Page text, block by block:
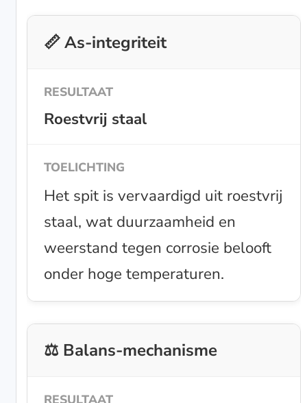
📏 As-integriteit
Roestvrij staal
Het spit is vervaardigd uit roestvrij
staal, wat duurzaamheid en
weerstand tegen corrosie belooft
onder hoge temperaturen.
⚖️ Balans-mechanisme